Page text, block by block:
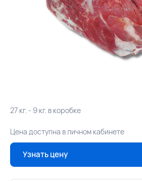
27 кг. - 9 кг. в коробке
Цена доступна в личном кабинете
Узнать цену